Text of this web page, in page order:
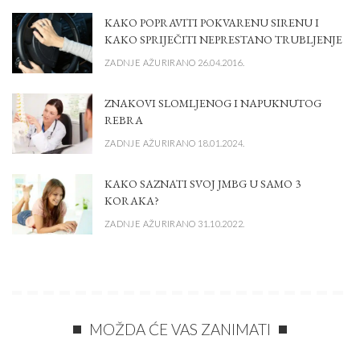
KAKO POPRAVITI POKVARENU SIRENU I
KAKO SPRIJEČITI NEPRESTANO TRUBLJENJE
ZADNJE AŽURIRANO 26.04.2016.
ZNAKOVI SLOMLJENOG I NAPUKNUTOG
REBRA
ZADNJE AŽURIRANO 18.01.2024.
KAKO SAZNATI SVOJ JMBG U SAMO 3
KORAKA?
ZADNJE AŽURIRANO 31.10.2022.
MOŽDA ĆE VAS ZANIMATI